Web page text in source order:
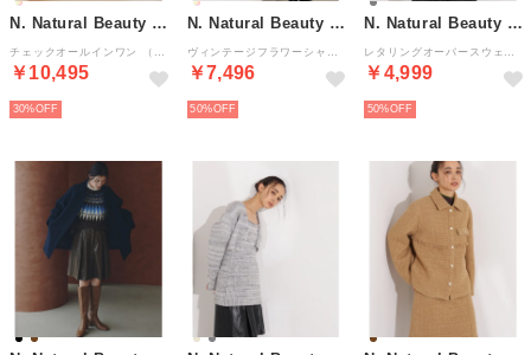
N. Natural Beauty Basic*
￥10,495
30%
N. Natural Beauty Basic*
￥7,496
50%
N. Natural Beauty Basic*
￥4,999
50%